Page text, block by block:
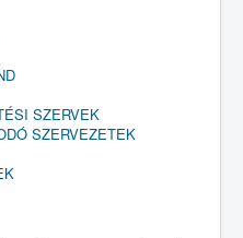
SZERVEK
SZERVEZETEK